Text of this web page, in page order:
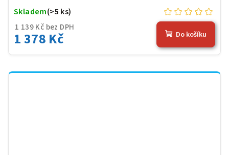
1 139 Kč bez DPH
1 378 Kč
Skladem(>5 ks)
Do košíku